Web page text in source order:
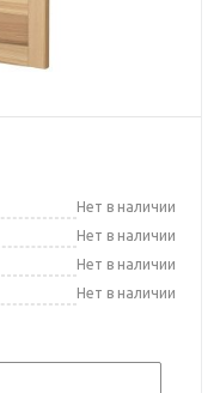
Нет в наличии
Нет в наличии
Нет в наличии
Нет в наличии